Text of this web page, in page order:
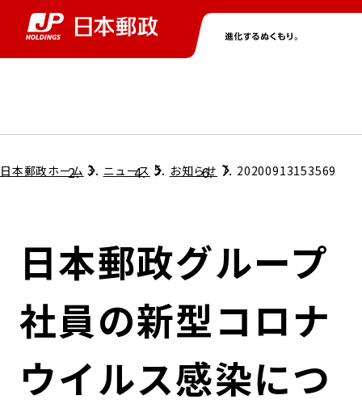
グループ情報トップ
コンプライアンス
ガバナンス
コンダクト向上の取組み
株主・投資家情報トップ
個人投資家のみなさまへ
株式情報
財務情報・IR資料
ニューストップ
サステナビリティトップ
担当役員メッセージ
サステナビリティマネジメント
持続可能な金融のフレームワーク
採用情報トップ
日本郵政ホーム ニュース お知らせ 20200913153569
日本郵政グループ
社員の新型コロナ
ウイルス感染につ